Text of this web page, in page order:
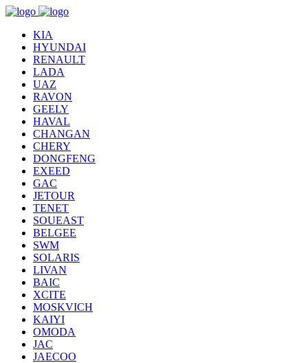
KIA
HYUNDAI
RENAULT
LADA
UAZ
RAVON
GEELY
HAVAL
CHANGAN
CHERY
DONGFENG
EXEED
GAC
JETOUR
TENET
SOUEAST
BELGEE
SWM
SOLARIS
LIVAN
BAIC
XCITE
MOSKVICH
KAIYI
OMODA
JAC
JAECOO